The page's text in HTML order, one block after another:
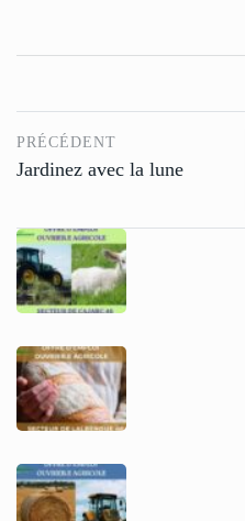
PRÉCÉDENT
Jardinez avec la lune